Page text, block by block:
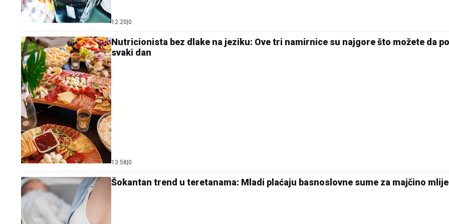
12:20 0
Nutricionista bez dlake na jeziku: Ove tri namirnice su najgore što možete da
svaki dan
13:58 0
Šokantan trend u teretanama: Mladi plaćaju basnoslovne sume za majčino